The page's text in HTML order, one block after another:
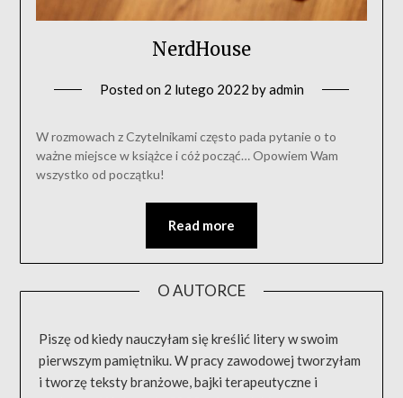
NerdHouse
Posted on 2 lutego 2022 byadmin
W rozmowach z Czytelnikami często pada pytanie o to
ważne miejsce w książce i cóż począć… Opowiem Wam
wszystko od początku!
Read more
O AUTORCE
Piszę od kiedy nauczyłam się kreślić litery w swoim
pierwszym pamiętniku. W pracy zawodowej tworzyłam
i tworzę teksty branżowe, bajki terapeutyczne i